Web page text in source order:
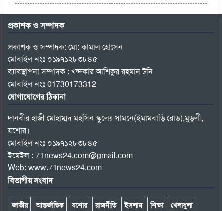
প্রকাশক ও সম্পাদক
প্রকাশক ও সম্পাদক: মো: কামাল হোসেন
মোবাইল নংঃ ০১৯৭১২৮৩৮৪৫
ব্যাবস্থাপনা সম্পাদক : খন্দকার আশিকুর রহমান টনি
মোবাইল নংঃ 01730173312
যোগাযোগের ঠিকানা
দানবীর হাজী মোহাম্মদ মহসিন স্কুলের সামনে(ইমামবাড়ি রোড),মুড়লী,
যশোর।
মোবাইল নংঃ ০১৯৭১২৮৩৮৪৫
ইমেইল : 71news24.com@gmail.com
Web: www.71news24.com
বিভাগীয় সংবাদ
জাতীয় আন্তর্জাতিক যশোর রাজনীতি ইসলাম শিক্ষা খেলাধুলা